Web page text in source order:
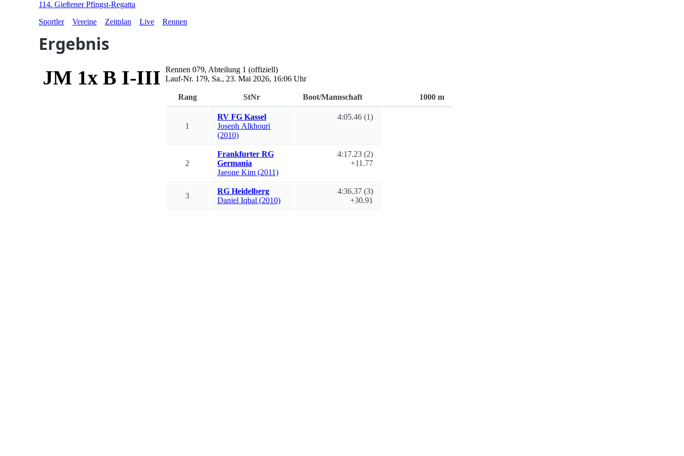
114. Gießener Pfingst-Regatta
Sportler
Vereine Zeitplan Live Rennen
Ergebnis
JM 1x B I-III Rennen079, Abteilung 1 (offiziell)
Lauf-Nr. 179, Sa., 23. Mai 2026, 16:06 Uhr
Rang StNr Boot/Mannschaft 1000 m
1
RV FG Kassel
Joseph Alkhouri
(2010)
4:05.46(1)
2
Frankfurter RG
Germania
Jaeone Kim (2011)
4:17.23(2)
+11.77
3
RG Heidelberg
Daniel Iqbal (2010)
4:36.37(3)
+30.91